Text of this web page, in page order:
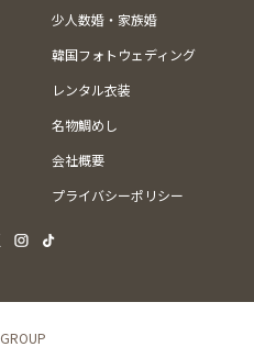
少人数婚・家族婚
韓国フォトウェディング
レンタル衣装
名物鯛めし
会社概要
プライバシーポリシー